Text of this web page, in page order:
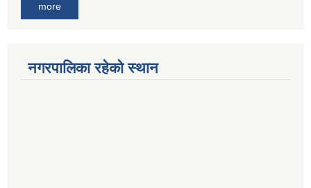
more
नगरपालिका रहेको स्थान